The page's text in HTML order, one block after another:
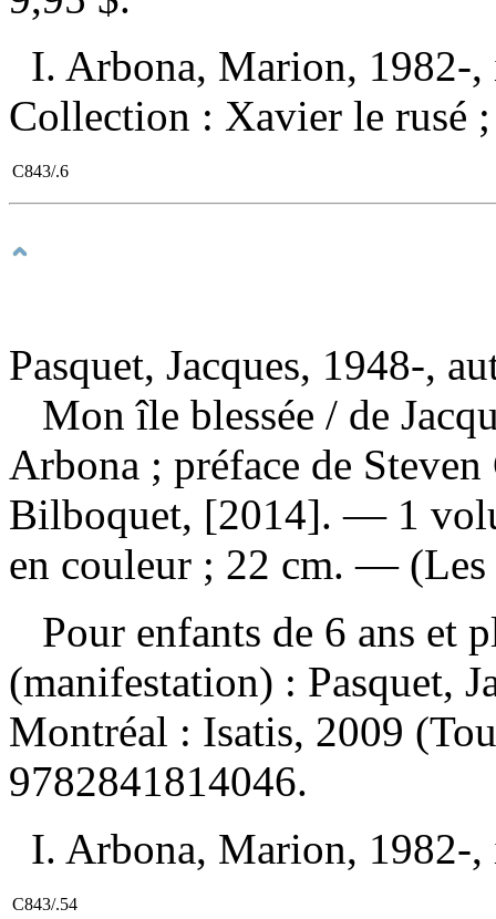
I. Arbona, Marion,
Collection : Xavier le rusé
C843/.6
Pasquet, Jacques, 1948-,
Mon île blessée / de
Arbona ; préface de
Bilboquet, [2014]. — 1
en couleur ; 22 cm. — (Les
Pour enfants de 6 ans et
(manifestation) : Pasquet,
Montréal : Isatis, 2009
9782841814046.
I. Arbona, Marion, 1982-
C843/.54